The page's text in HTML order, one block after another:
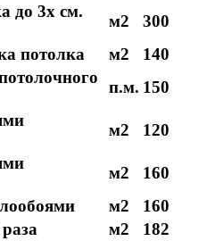
до 3х см.
м2
300
потолка
м2
140
п.м. 150
м2
120
м2
160
м2
160
м2
182